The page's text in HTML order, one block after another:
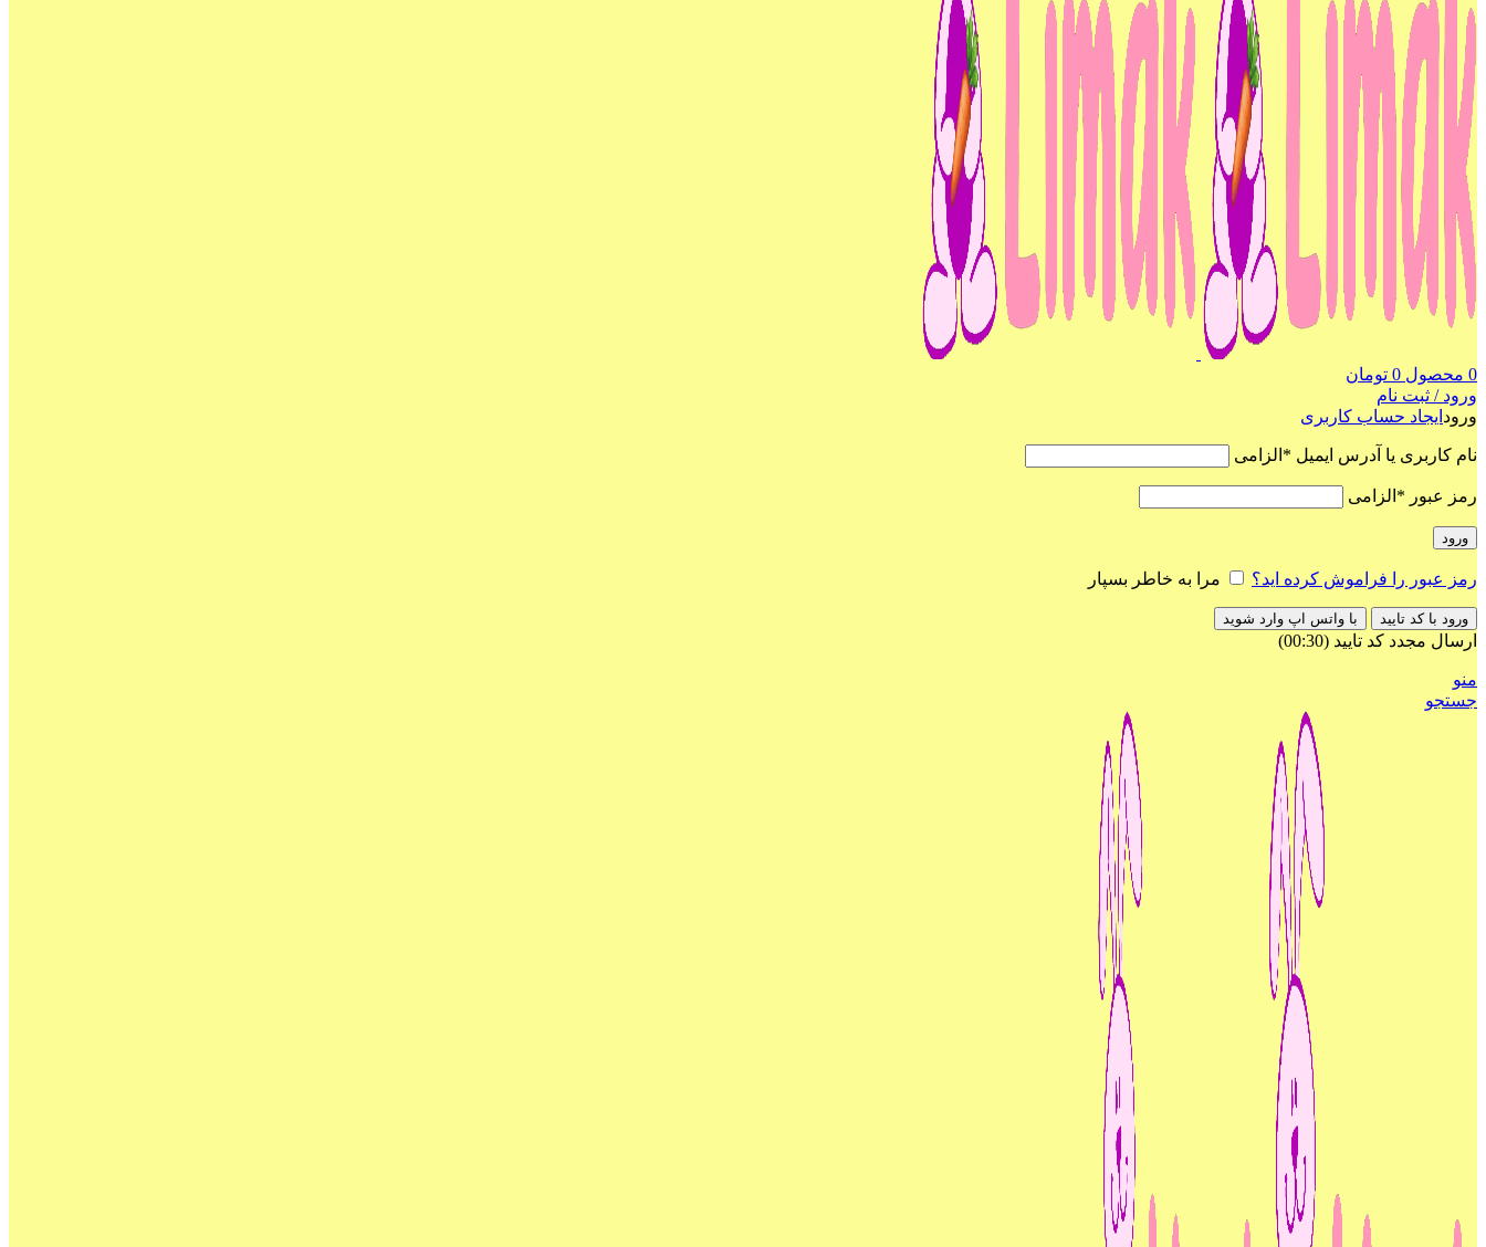
0 محصول 0 تومان
ورود / ثبت نام
ورود ایجاد حساب کاربری
نام کاربری یا آدرس ایمیل * الزامی
رمز عبور * الزامی
ورود
رمز عبور را فراموش کرده اید؟ مرا به خاطر بسپار
ورود با کد تایید با واتس اپ وارد شوید
ارسال مجدد کد تایید (00:
30
)
منو
جستجو